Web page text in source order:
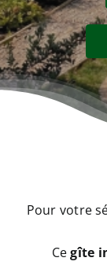
Pour votre
Cegîte